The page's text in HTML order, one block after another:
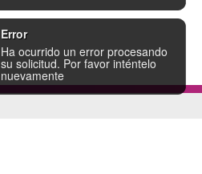
Error
Ha ocurrido un error procesando
su solicitud. Por favor inténtelo
nuevamente